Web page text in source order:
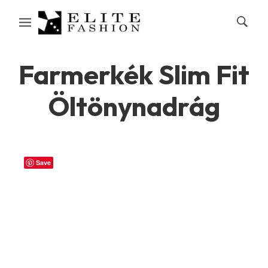
Farmerkék Slim Fit
Öltönynadrág
Save